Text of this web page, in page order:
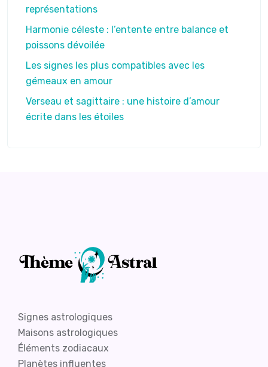
représentations
Harmonie céleste : l’entente entre balance et
poissons dévoilée
Les signes les plus compatibles avec les
gémeaux en amour
Verseau et sagittaire : une histoire d’amour
écrite dans les étoiles
Signes astrologiques
Maisons astrologiques
Éléments zodiacaux
Planètes influentes